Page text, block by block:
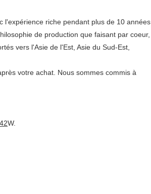
l'expérience riche pendant plus de 10 années
de production que faisant par coeur,
vers l'Asie de l'Est, Asie du Sud-Est,
votre achat. Nous sommes commis à
42W.